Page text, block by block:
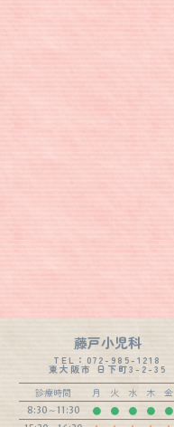
藤戸小児科
TEL：072-985-1218
東大阪市 日下町3-2-35
診療時間
月 火 水 木 金
8:30～11:30 ● ● ● ● ●